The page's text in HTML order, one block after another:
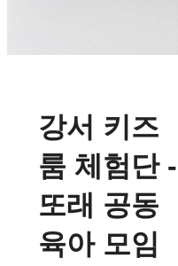
강서 키즈
룸 체험단 -
또래 공동
육아 모임